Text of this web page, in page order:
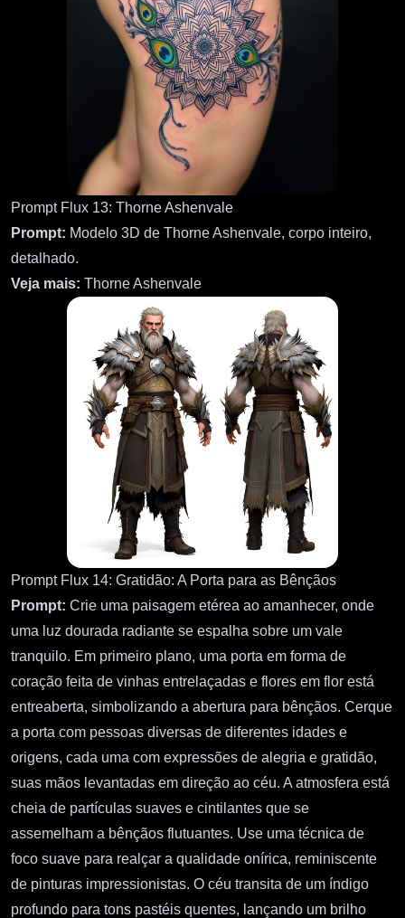
Prompt Flux 13: Thorne Ashenvale
Prompt: Modelo 3D de Thorne Ashenvale, corpo inteiro,
detalhado.
Veja mais: Thorne Ashenvale
Prompt Flux 14: Gratidão: A Porta para as Bênçãos
Prompt: Crie uma paisagem etérea ao amanhecer, onde
uma luz dourada radiante se espalha sobre um vale
tranquilo. Em primeiro plano, uma porta em forma de
coração feita de vinhas entrelaçadas e flores em flor está
entreaberta, simbolizando a abertura para bênçãos. Cerque
a porta com pessoas diversas de diferentes idades e
origens, cada uma com expressões de alegria e gratidão,
suas mãos levantadas em direção ao céu. A atmosfera está
cheia de partículas suaves e cintilantes que se
assemelham a bênçãos flutuantes. Use uma técnica de
foco suave para realçar a qualidade onírica, reminiscente
de pinturas impressionistas. O céu transita de um índigo
profundo para tons pastéis quentes, lançando um brilho